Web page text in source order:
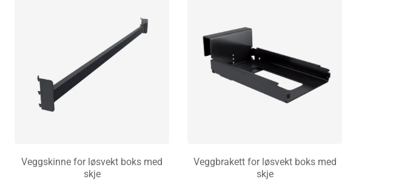
Veggskinne for løsvekt boks med
skje
Veggbrakett for løsvekt boks med
skje